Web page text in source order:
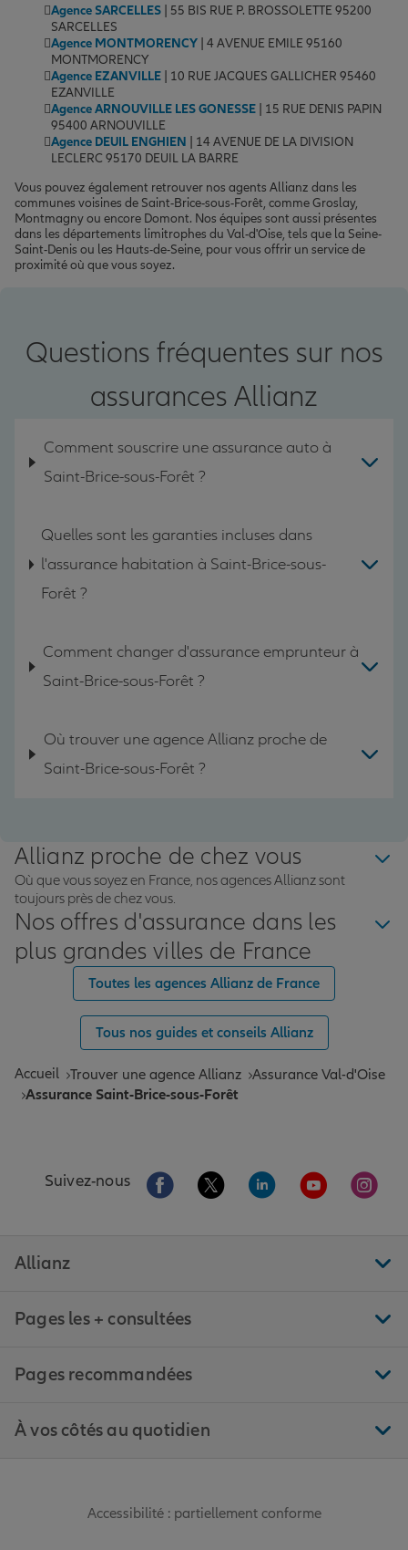
Agence SARCELLES | 55 BIS RUE P. BROSSOLETTE 95200
SARCELLES
Agence MONTMORENCY | 4 AVENUE EMILE 95160
MONTMORENCY
Agence EZANVILLE | 10 RUE JACQUES GALLICHER 95460
EZANVILLE
Agence ARNOUVILLE LES GONESSE | 15 RUE DENIS PAPIN
95400 ARNOUVILLE
Agence DEUIL ENGHIEN | 14 AVENUE DE LA DIVISION
LECLERC 95170 DEUIL LA BARRE
Vous pouvez également retrouver nos agents Allianz dans les
communes voisines de Saint-Brice-sous-Forêt, comme Groslay,
Montmagny ou encore Domont. Nos équipes sont aussi présentes
dans les départements limitrophes du Val-d'Oise, tels que la Seine-
Saint-Denis ou les Hauts-de-Seine, pour vous offrir un service de
proximité où que vous soyez.
Questions fréquentes sur nos
assurances Allianz
Comment souscrire une assurance auto à
Saint-Brice-sous-Forêt ?
Quelles sont les garanties incluses dans
l'assurance habitation à Saint-Brice-sous-
Forêt ?
Comment changer d'assurance emprunteur à
Saint-Brice-sous-Forêt ?
Où trouver une agence Allianz proche de
Saint-Brice-sous-Forêt ?
Allianz proche de chez vous
Où que vous soyez en France, nos agences Allianz sont
toujours près de chez vous.
Nos offres d'assurance dans les
plus grandes villes de France
Toutes les agences Allianz de France
Tous nos guides et conseils Allianz
Accueil Trouver une agence Allianz Assurance Val-d'Oise
Assurance Saint-Brice-sous-Forêt
Suivez-nous Aller sur la page Facebook de Allianz
Aller sur la page Twitter de
Aller sur la page
Aller sur la
Aller
Allianz
Pages les + consultées
Pages recommandées
À vos côtés au quotidien
Accessibilité : partiellement conforme